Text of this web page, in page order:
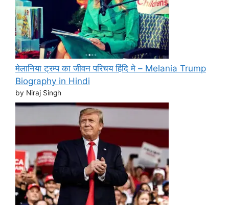
मेलानिया ट्रम्प का जीवन परिचय हिंदि मे – Melania Trump
Biography in Hindi
by Niraj Singh